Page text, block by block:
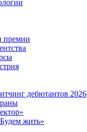
премии
дебютантов 2026
жить»